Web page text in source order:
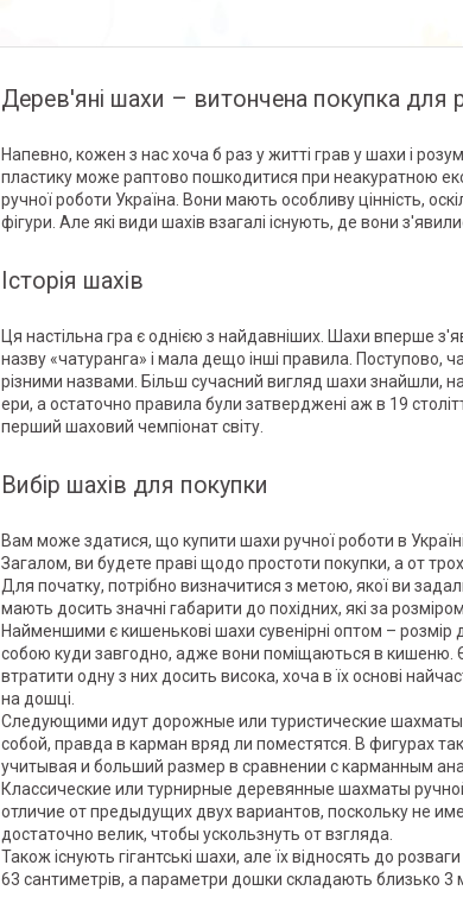
Дерев'яні шахи – витончена покупка для
Напевно, кожен з нас хоча б раз у житті грав у шахи і
пластику може раптово пошкодитися при неакуратною
ручної роботи Україна. Вони мають особливу цінність,
фігури. Але які види шахів взагалі існують, де вони
Історія шахів
Ця настільна гра є однією з найдавніших. Шахи вперше
назву «чатуранга» і мала дещо інші правила. Поступово,
різними назвами. Більш сучасний вигляд шахи знайшли,
ери, а остаточно правила були затверджені аж в 19
перший шаховий чемпіонат світу.
Вибір шахів для покупки
Вам може здатися, що купити шахи ручної роботи в
Загалом, ви будете праві щодо простоти покупки, а от
Для початку, потрібно визначитися з метою, якої ви
мають досить значні габарити до похідних, які за
Найменшими є кишенькові шахи сувенірні оптом –
собою куди завгодно, адже вони поміщаються в кишеню.
втратити одну з них досить висока, хоча в їх основі
на дошці.
Следующими идут дорожные или туристические
собой, правда в карман вряд ли поместятся. В фигурах
учитывая и больший размер в сравнении с карманным
Классические или турнирные деревянные шахматы
отличие от предыдущих двух вариантов, поскольку не
достаточно велик, чтобы ускользнуть от взгляда.
Також існують гігантські шахи, але їх відносять до
63 сантиметрів, а параметри дошки складають близько 3